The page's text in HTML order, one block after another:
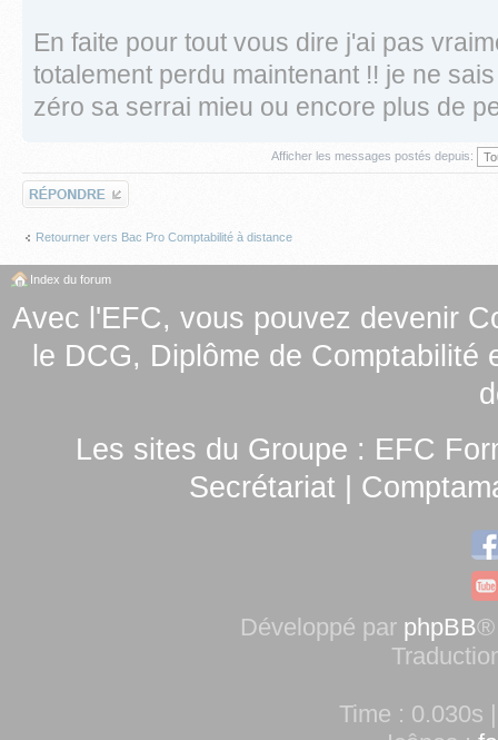
En faite pour tout vous dire j'ai pas
totalement perdu maintenant !! je ne
zéro sa serrai mieu ou encore plus de
Afficher les messages postés depuis:
Répondre
Retourner vers Bac Pro Comptabilité à distance
Index du forum
Avec l'EFC, vous pouvez devenir
le DCG, Diplôme de Comptabilité
Les sites du Groupe : EFC
Secrétariat
Développé par phpBB®
Time : 0.030s